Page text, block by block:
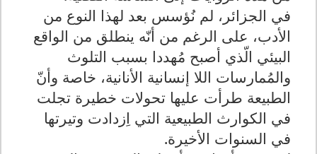
في الجزائر، لم نُؤسس بعد لهذا النوع من
الأدب، على الرغم من أنّه ينطلق من الواقع
البيئي الّذي أصبح مُهددا بسبب التلوث
والمُمارسات اللا إنسانية الأنانية، خاصة وأنّ
الطبيعة طرأت عليها تحولات خطيرة تجلت
في الكوارث الطبيعية التي اِزدادت وتيرتها
في السنوات الأخيرة.